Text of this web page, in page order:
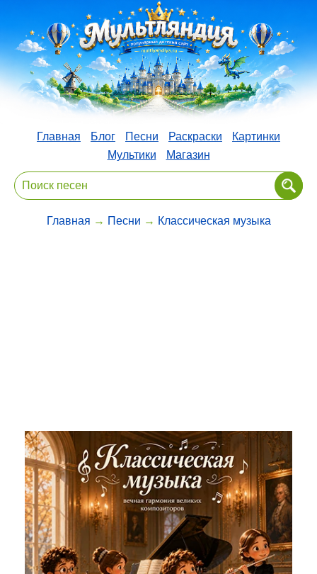
Главная Блог Песни Раскраски
Картинки
Мультики
Магазин
Главная → Песни → Классическая музыка